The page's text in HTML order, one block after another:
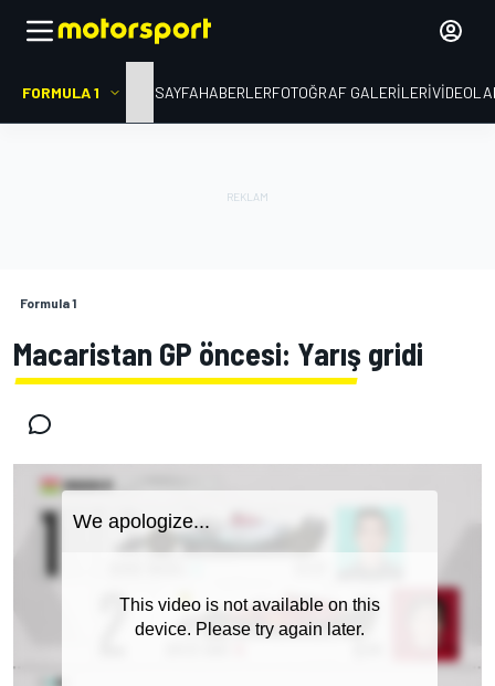
FORMULA 1 ANA SAYFAHABERLERFOTOĞRAF GALERILERI
Formula 1
Macaristan GP öncesi: Yarış gridi